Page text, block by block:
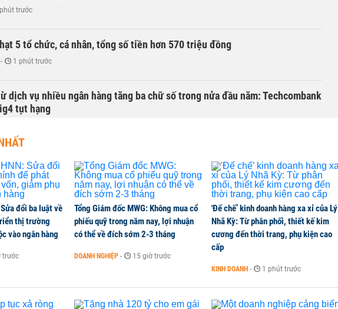
trước
5 tổ chức, cá nhân, tổng số tiền hơn 570 triệu đồng
- 1 phút trước
dịch vụ nhiều ngân hàng tăng ba chữ số trong nửa đầu năm: Techcombank
tụt hạng
khẳng định không thay đổi kế hoạch kinh doanh 2026, tính bán vốn một số
phút trước
thay đổi địa điểm trụ sở phòng giao dịch Đội Cấn
TRƯỜNG 1 phút trước
rút tiền mặt đến 300 triệu/ngày dễ dàng qua quét mã QR trên ứng dụng
phút trước
đổi ba luật về
thị trường
vào ngân hàng
trước
Tổng Giám đốc MWG: Không mua cổ
phiếu quỹ trong năm nay, lợi nhuận
có thể về đích sớm 2-3 tháng
DOANH NGHIỆP - 15 giờ trước
'Đế chế’ kinh doanh hàng xa xỉ của Lý
Nhã Kỳ: Từ phân phối, thiết kế kim
cương đến thời trang, phụ kiện cao
cấp
KINH DOANH - 1 phút trước